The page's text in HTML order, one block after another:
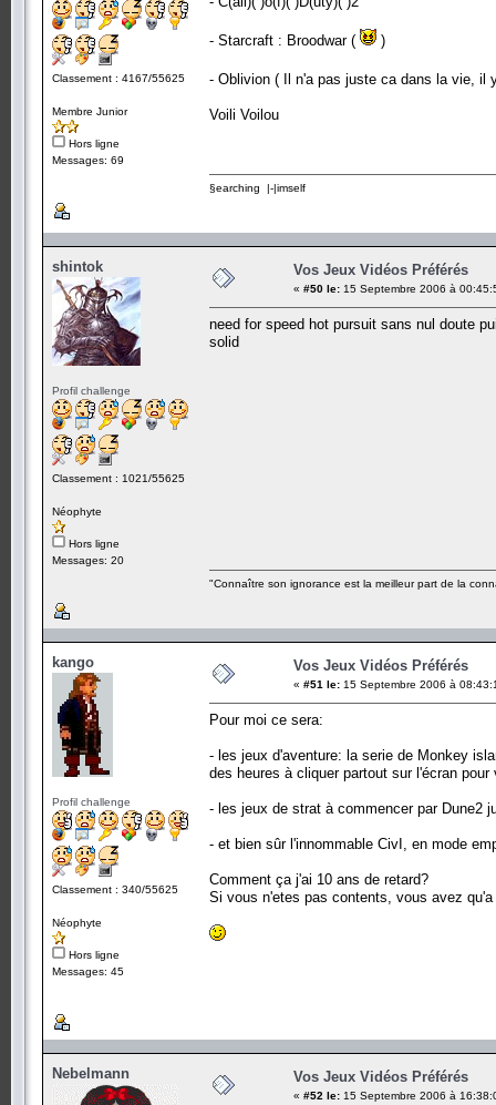
Classement : 4167/55625
Membre Junior
Hors ligne
Messages: 69
- Starcraft : Broodwar ( )
- Oblivion ( Il n'a pas juste ca dans la vie, il
Voili Voilou
§earching |-|imself
shintok
Profil challenge
Classement : 1021/55625
Néophyte
Hors ligne
Messages: 20
Vos Jeux Vidéos Préférés
« #50 le: 15 Septembre 2006 à
need for speed hot pursuit sans nul doute
solid
"Connaître son ignorance est la meilleur part de la
kango
Profil challenge
Classement : 340/55625
Néophyte
Hors ligne
Messages: 45
Vos Jeux Vidéos Préférés
« #51 le: 15 Septembre 2006 à
Pour moi ce sera:
- les jeux d'aventure: la serie de Monkey
des heures à cliquer partout sur l'écran
- les jeux de strat à commencer par Dune2
- et bien sûr l'innommable CivI, en mode
Comment ça j'ai 10 ans de retard?
Si vous n'etes pas contents, vous avez
Nebelmann Vos Jeux Vidéos Préférés
« #52 le: 15 Septembre 2006 à